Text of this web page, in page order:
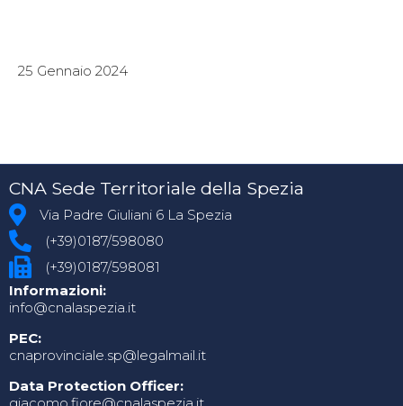
25 Gennaio 2024
CNA Sede Territoriale della Spezia
Via Padre Giuliani 6 La Spezia
(+39)0187/598080
(+39)0187/598081
Informazioni:
info@cnalaspezia.it
PEC:
cnaprovinciale.sp@legalmail.it
Data Protection Officer:
giacomo.fiore@cnalaspezia.it